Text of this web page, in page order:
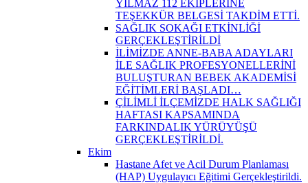
YILMAZ 112 EKİPLERİNE
TEŞEKKÜR BELGESİ TAKDİM ETTİ.
SAĞLIK SOKAĞI ETKİNLİĞİ
GERÇEKLEŞTİRİLDİ
İLİMİZDE ANNE-BABA ADAYLARI
İLE SAĞLIK PROFESYONELLERİNİ
BULUŞTURAN BEBEK AKADEMİSİ
EĞİTİMLERİ BAŞLADI…
ÇİLİMLİ İLÇEMİZDE HALK SAĞLIĞI
HAFTASI KAPSAMINDA
FARKINDALIK YÜRÜYÜŞÜ
GERÇEKLEŞTİRİLDİ.
Ekim
Hastane Afet ve Acil Durum Planlaması
(HAP) Uygulayıcı Eğitimi Gerçekleştirildi.